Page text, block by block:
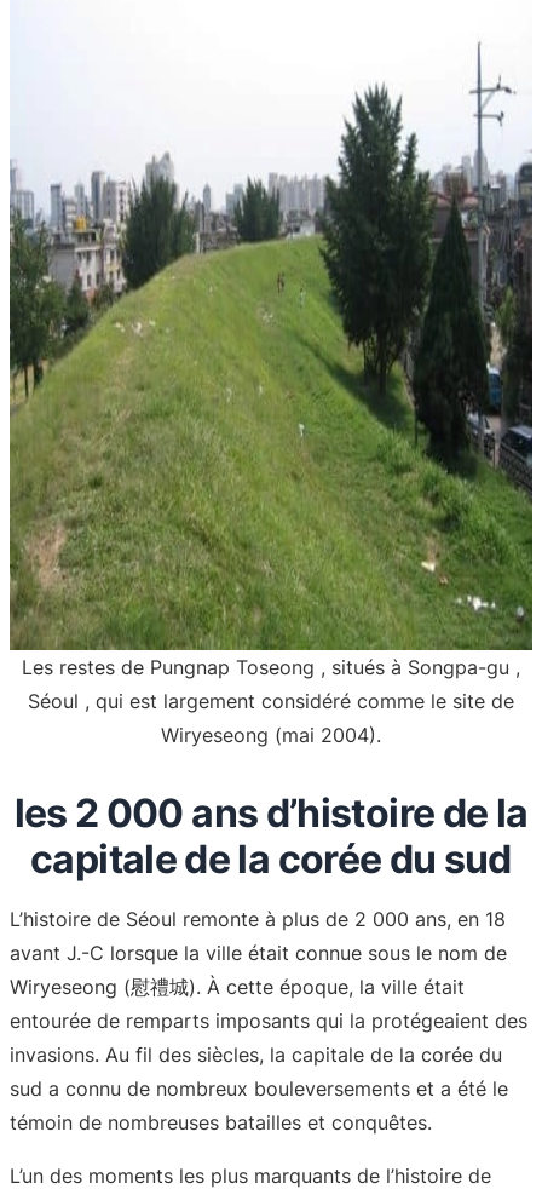
Les restes de Pungnap Toseong , situés à Songpa-gu ,
Séoul , qui est largement considéré comme le site de
Wiryeseong (mai 2004).
les 2 000 ans d’histoire de la
capitale de la corée du sud
L’histoire de Séoul remonte à plus de 2 000 ans, en 18
avant J.-C lorsque la ville était connue sous le nom de
Wiryeseong (慰禮城). À cette époque, la ville était
entourée de remparts imposants qui la protégeaient des
invasions. Au fil des siècles, la capitale de la corée du
sud a connu de nombreux bouleversements et a été le
témoin de nombreuses batailles et conquêtes.
L’un des moments les plus marquants de l’histoire de